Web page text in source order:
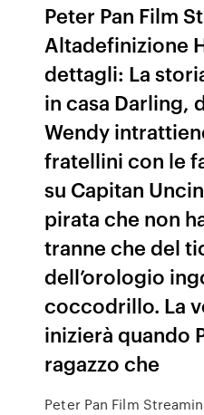
Peter Pan Film
Altadefinizione
dettagli: La
in casa Darling,
Wendy
fratellini con le
su Capitan
pirata che non
tranne che del
dell’orologio
coccodrillo. La
inizierà quando
ragazzo che
Peter Pan Film